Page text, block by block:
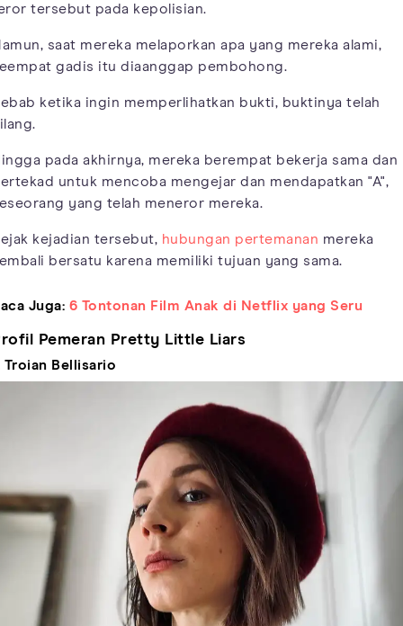
tersebut pada kepolisian.
saat mereka melaporkan apa yang mereka alami,
gadis itu diaanggap pembohong.
ketika ingin memperlihatkan bukti, buktinya telah
pada akhirnya, mereka berempat bekerja sama dan
untuk mencoba mengejar dan mendapatkan "A",
yang telah meneror mereka.
kejadian tersebut, hubungan pertemanan mereka
bersatu karena memiliki tujuan yang sama.
Juga: 6 Tontonan Film Anak di Netflix yang Seru
Pemeran Pretty Little Liars
Troian Bellisario